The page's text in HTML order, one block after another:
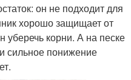
он не подходит для
хорошо защищает от
уберечь корни. А на песке
сильное понижение